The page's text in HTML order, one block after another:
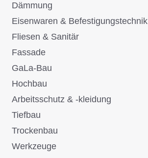
Dämmung
Eisenwaren & Befestigungstechnik
Fliesen & Sanitär
Fassade
GaLa-Bau
Hochbau
Arbeitsschutz & -kleidung
Tiefbau
Trockenbau
Werkzeuge